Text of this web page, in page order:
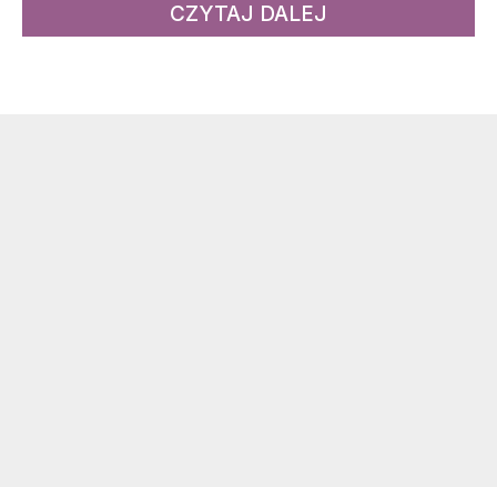
CZYTAJ DALEJ